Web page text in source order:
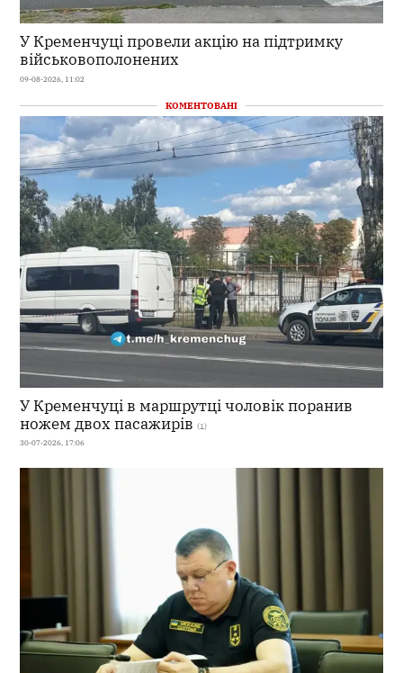
У Кременчуці провели акцію на підтримку
військовополонених
09-08-2026, 11:02
КОМЕНТОВАНІ
У Кременчуці в маршрутці чоловік поранив
ножем двох пасажирів (1)
30-07-2026, 17:06